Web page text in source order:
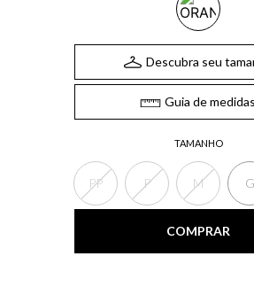
TAMANHO
PP P M G
Descubra seu
Guia de medidas
COMPRAR